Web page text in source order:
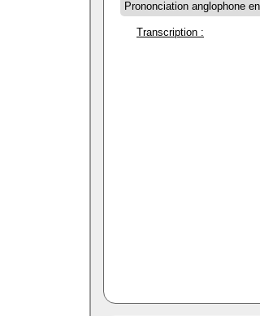
Prononciation anglophone
Transcription :